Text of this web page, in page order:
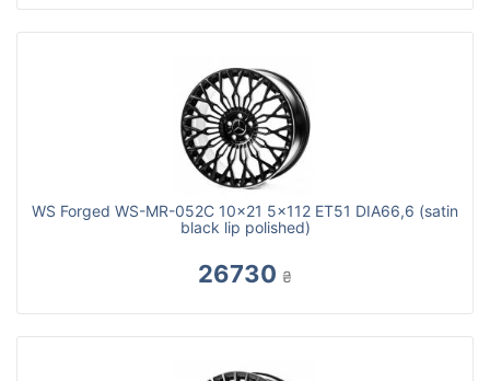
WS Forged WS-MR-052C 10x21 5x112 ET51 DIA66,6 (satin
black lip polished)
26730 ₴